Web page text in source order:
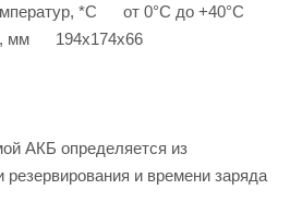
*С от 0°С до +40°С
мм 194x174x66
АКБ определяется из
резервирования и времени заряда